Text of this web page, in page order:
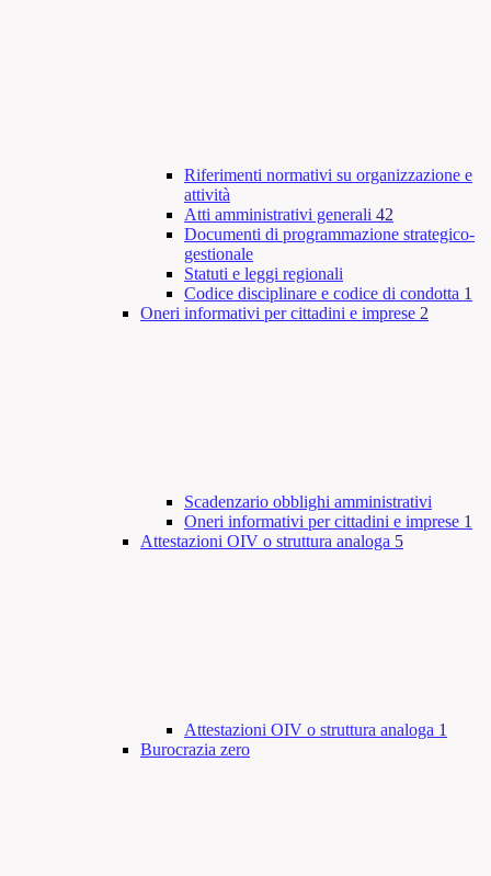
Riferimenti normativi su organizzazione e
attività
Atti amministrativi generali 42
Documenti di programmazione strategico-
gestionale
Statuti e leggi regionali
Codice disciplinare e codice di condotta 1
Oneri informativi per cittadini e imprese 2
Scadenzario obblighi amministrativi
Oneri informativi per cittadini e imprese 1
Attestazioni OIV o struttura analoga 5
Attestazioni OIV o struttura analoga 1
Burocrazia zero